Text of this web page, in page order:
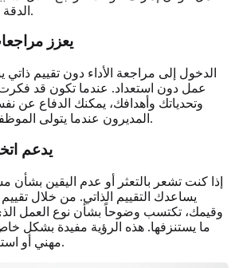
الدقة تجعل النمو قابلاً للتنفيذ.
يعزز
الدخول إلى مراجعة الأداء دون تقييم ذاتي
عمل دون استعداد. عندما تكون قد
وتحدياتك وأهدافك، يمكنك الدفاع عن
المديرون عندما يتولى الموظفون مسؤولية تطويرهم.
يدعم
إذا كنت تشعر بالتعثر أو عدم اليقين بشأن
يساعدك التقييم الذاتي. من خلال
وقيمك، تكتسب وضوحاً بشأن نوع العمل
ما يستنزفها. هذه الرؤية مفيدة بشكل
مهني أو استكشاف مسارات جديدة.